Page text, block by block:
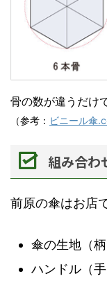
骨の数が違うだけ
（参考： ビニール傘
組み合わ
前原の傘はお店
傘の生地（柄
ハンドル（